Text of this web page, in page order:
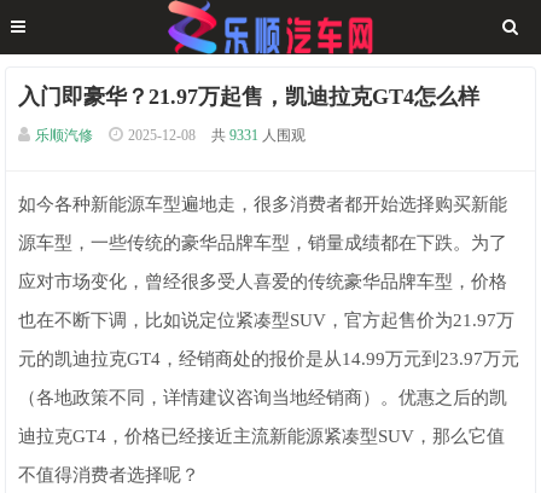
入门即豪华？21.97万起售，凯迪拉克GT4怎么样
乐顺汽修 2025-12-08 共 9331 人围观
如今各种新能源车型遍地走，很多消费者都开始选择购买新能
源车型，一些传统的豪华品牌车型，销量成绩都在下跌。为了
应对市场变化，曾经很多受人喜爱的传统豪华品牌车型，价格
也在不断下调，比如说定位紧凑型SUV，官方起售价为21.97万
元的凯迪拉克GT4，经销商处的报价是从14.99万元到23.97万元
（各地政策不同，详情建议咨询当地经销商）。优惠之后的凯
迪拉克GT4，价格已经接近主流新能源紧凑型SUV，那么它值
不值得消费者选择呢？